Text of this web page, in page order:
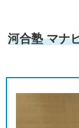
河合塾 マナ